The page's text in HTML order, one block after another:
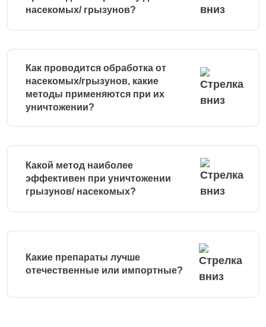
насекомых/ грызунов?
Как проводится обработка от
насекомых/грызунов, какие
методы применяются при их
уничтожении?
Какой метод наиболее
эффективен при уничтожении
грызунов/ насекомых?
Какие препараты лучше
отечественные или импортные?